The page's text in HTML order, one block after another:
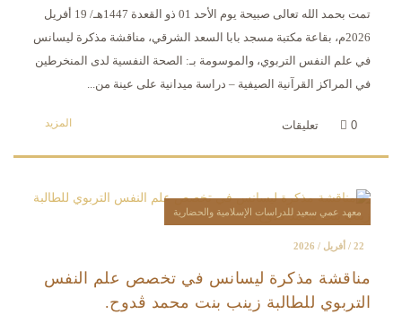
تمت بحمد الله تعالى صبيحة يوم الأحد 01 ذو القعدة 1447هـ/ 19 أفريل
2026م، بقاعة مكتبة مسجد بابا السعد الشرقي، مناقشة مذكرة ليسانس
في علم النفس التربوي، والموسومة بـ: الصحة النفسية لدى المنخرطين
في المراكز القرآنية الصيفية – دراسة ميدانية على عينة من...
المزيد 0 تعليقات
معهد عمي سعيد للدراسات الإسلامية والحضارية
مناقشة مذكرة ليسانس في تخصص علم النفس
التربوي للطالبة زينب بنت محمد ڤدوح.